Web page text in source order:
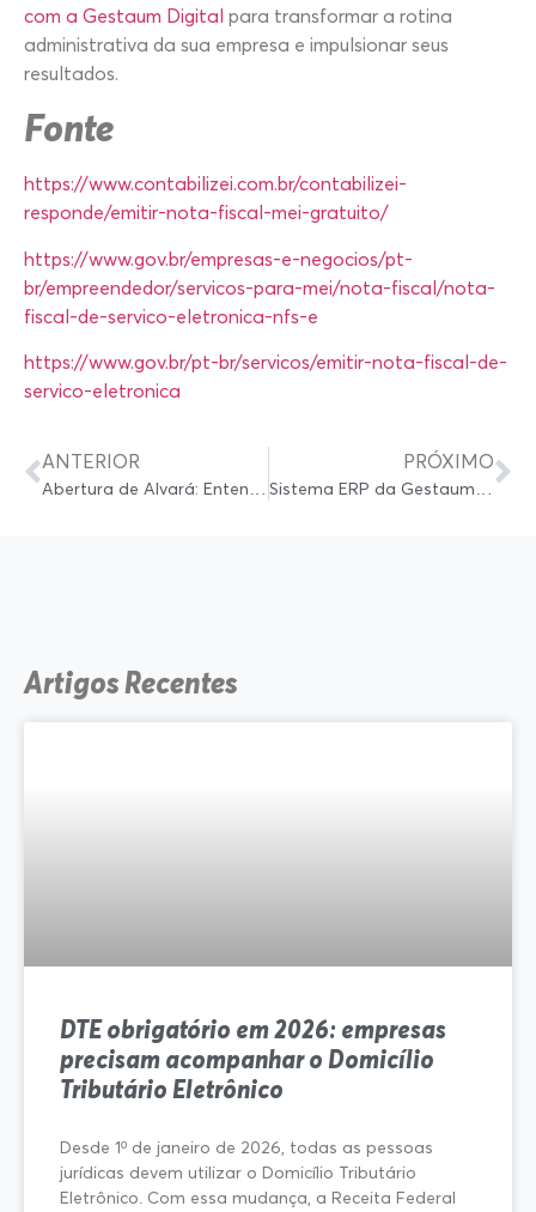
com a Gestaum Digital para transformar a rotina
administrativa da sua empresa e impulsionar seus
resultados.
Fonte
https://www.contabilizei.com.br/contabilizei-
responde/emitir-nota-fiscal-mei-gratuito/
https://www.gov.br/empresas-e-negocios/pt-
br/empreendedor/servicos-para-mei/nota-fiscal/nota-
fiscal-de-servico-eletronica-nfs-e
https://www.gov.br/pt-br/servicos/emitir-nota-fiscal-de-
servico-eletronica
ANTERIOR PRÓXIMO
Artigos Recentes
DTE obrigatório em 2026: empresas
precisam acompanhar o Domicílio
Tributário Eletrônico
Desde 1º de janeiro de 2026, todas as pessoas
jurídicas devem utilizar o Domicílio Tributário
Eletrônico. Com essa mudança, a Receita Federal